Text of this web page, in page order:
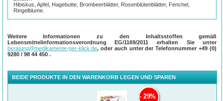
Hibiskus, Apfel, Hagebutte, Brombeerblätter, Rosenblütenblätter, Fenchel,
Ringelblume.
Weitere Informationen zu den Inhaltsstoffen gemäß
Lebensmittelinformationsverordnung EG/1169/2011 erhalten Sie unter
beratung@medikamente-per-klick.de, oder auch unter der Telefonnummer+49 (0)
9280 / 98 44 450 .
BEIDE PRODUKTE IN DEN WARENKORB LEGEN UND SPAREN
29%